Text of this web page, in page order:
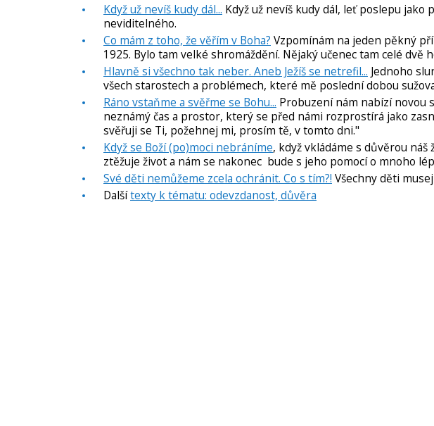
Když už nevíš kudy dál... Když už nevíš kudy dál, leť poslepu
neviditelného.
Co mám z toho, že věřím v Boha? Vzpomínám na jeden pěkný
1925. Bylo tam velké shromáždění. Nějaký učenec tam celé
Hlavně si všechno tak neber. Aneb Ježíš se netrefil... Jednoho
všech starostech a problémech, které mě poslední dobou
Ráno vstaňme a svěřme se Bohu... Probuzení nám nabízí novou
neznámý čas a prostor, který se před námi rozprostírá jako
svěřuji se Ti, požehnej mi, prosím tě, v tomto dni."
Když se Boží (po)moci nebráníme, když vkládáme s důvěrou
ztěžuje život a nám se nakonec bude s jeho pomocí o mnoho
Své děti nemůžeme zcela ochránit. Co s tím?! Všechny děti
Dalšítexty k tématu: odevzdanost, důvěra